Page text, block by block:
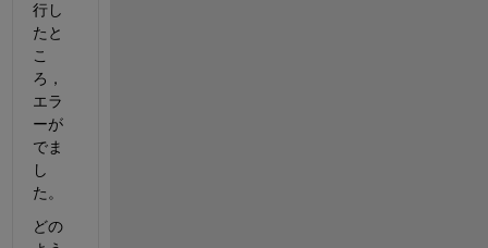
行し
たと
こ
ろ，
エラ
ーが
でま
し
た。
どの